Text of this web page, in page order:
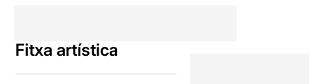
Fitxa artística